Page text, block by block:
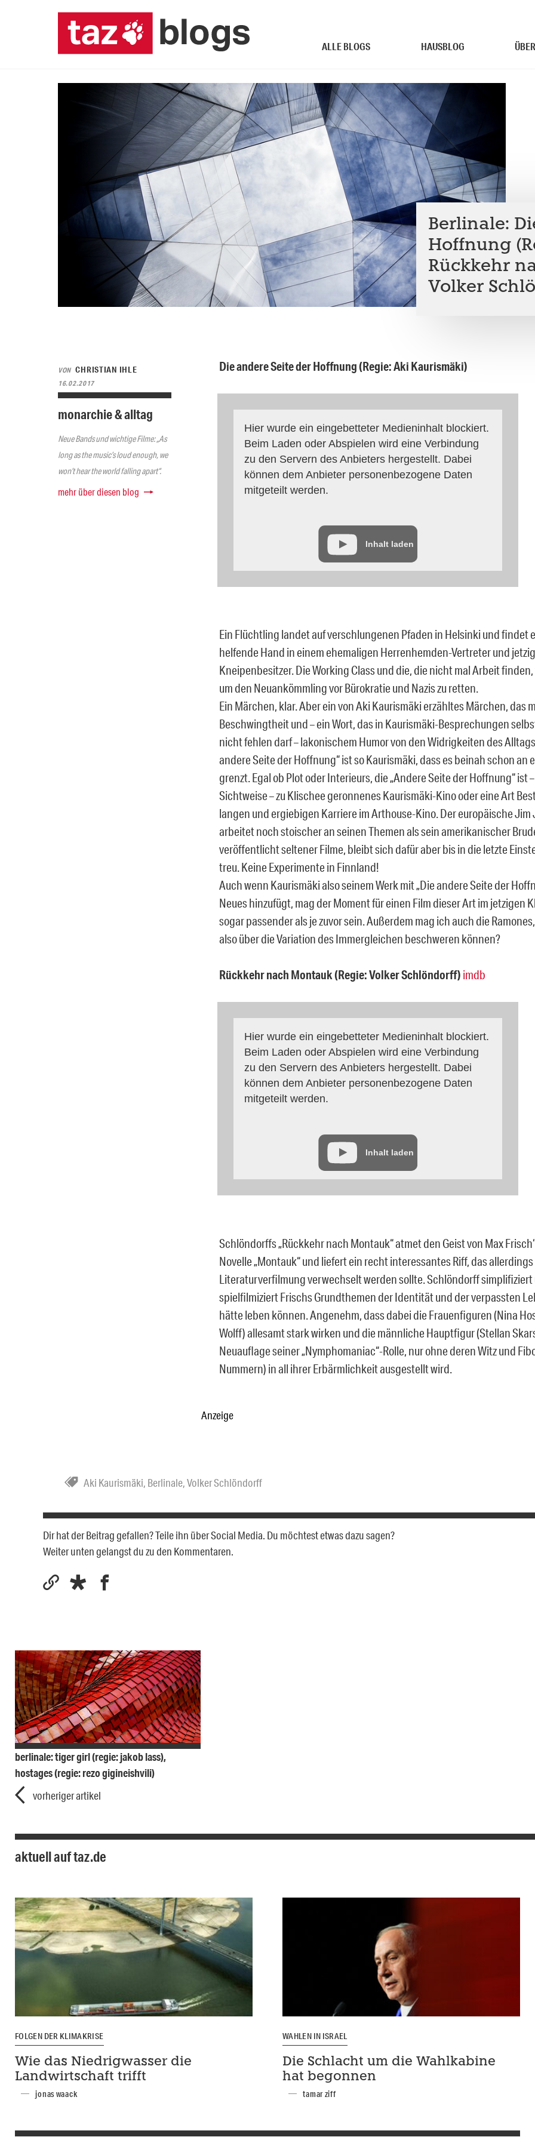
ALLE BLOGS HAUSBLOG
Berlinale:
Hoffnung
Rückkehr
Volker
VON CHRISTIAN IHLE
16.02.2017
monarchie & alltag
Neue Bands und wichtige Filme: „As
long as the music’s loud enough, we
won’t hear the world falling apart“.
mehr über diesen blog
Die andere Seite der Hoffnung (Regie: Aki Kaurismäki)
Hier wurde ein eingebetteter Medieninhalt blockiert.
Beim Laden oder Abspielen wird eine Verbindung
zu den Servern des Anbieters hergestellt. Dabei
können dem Anbieter personenbezogene Daten
mitgeteilt werden.
Inhalt laden
Ein Flüchtling landet auf verschlungenen Pfaden in Helsinki und findet
helfende Hand in einem ehemaligen Herrenhemden-Vertreter und
Kneipenbesitzer. Die Working Class und die, die nicht mal Arbeit
um den Neuankömmling vor Bürokratie und Nazis zu retten.
Ein Märchen, klar. Aber ein von Aki Kaurismäki erzähltes Märchen, das
Beschwingtheit und – ein Wort, das in Kaurismäki-Besprechungen
nicht fehlen darf – lakonischem Humor von den Widrigkeiten des
andere Seite der Hoffnung“ ist so Kaurismäki, dass es beinah schon an
grenzt. Egal ob Plot oder Interieurs, die „Andere Seite der Hoffnung“ ist
Sichtweise – zu Klischee geronnenes Kaurismäki-Kino oder eine Art
langen und ergiebigen Karriere im Arthouse-Kino. Der europäische Jim
arbeitet noch stoischer an seinen Themen als sein amerikanischer
veröffentlicht seltener Filme, bleibt sich dafür aber bis in die letzte
treu. Keine Experimente in Finnland!
Auch wenn Kaurismäki also seinem Werk mit „Die andere Seite der
Neues hinzufügt, mag der Moment für einen Film dieser Art im jetzigen
sogar passender als je zuvor sein. Außerdem mag ich auch die
also über die Variation des Immergleichen beschweren können?
Rückkehr nach Montauk (Regie: Volker Schlöndorff) imdb
Hier wurde ein eingebetteter Medieninhalt blockiert.
Beim Laden oder Abspielen wird eine Verbindung
zu den Servern des Anbieters hergestellt. Dabei
können dem Anbieter personenbezogene Daten
mitgeteilt werden.
Inhalt laden
Schlöndorffs „Rückkehr nach Montauk“ atmet den Geist von Max
Novelle „Montauk“ und liefert ein recht interessantes Riff, das
Literaturverfilmung verwechselt werden sollte. Schlöndorff simplifiziert
spielfilmiziert Frischs Grundthemen der Identität und der verpassten
hätte leben können. Angenehm, dass dabei die Frauenfiguren (Nina
Wolff) allesamt stark wirken und die männliche Hauptfigur (Stellan
Neuauflage seiner „Nymphomaniac“-Rolle, nur ohne deren Witz und
Nummern) in all ihrer Erbärmlichkeit ausgestellt wird.
Anzeige
Aki Kaurismäki, Berlinale,Volker Schlöndorff
Dir hat der Beitrag gefallen? Teile ihn über Social Media. Du möchtest etwas dazu sagen?
Weiter unten gelangst du zu den Kommentaren.
berlinale: tiger girl (regie: jakob lass),
hostages (regie: rezo gigineishvili)
vorheriger artikel
aktuell auf taz.de
FOLGEN DER KLIMAKRISE
Wie das Niedrigwasser die
Landwirtschaft trifft
jonas waack
WAHLEN IN ISRAEL
Die Schlacht um die Wahlkabine
hat begonnen
tamar ziff